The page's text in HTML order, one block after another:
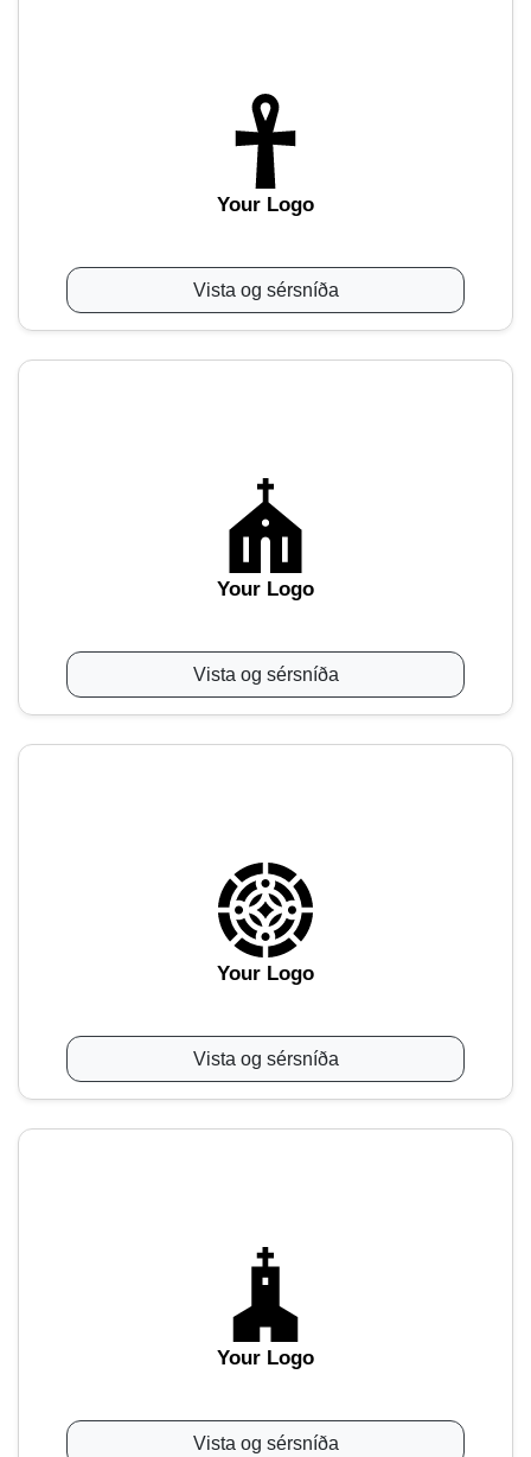
Your Logo
Vista og sérsníða
Your Logo
Vista og sérsníða
Your Logo
Vista og sérsníða
Your Logo
Vista og sérsníða